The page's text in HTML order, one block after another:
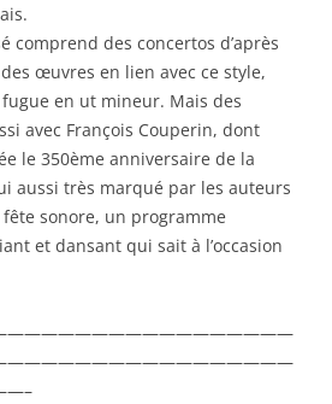
comprend des concertos d’après
œuvres en lien avec ce style,
en ut mineur. Mais des
avec François Couperin, dont
le 350ème anniversaire de la
aussi très marqué par les auteurs
sonore, un programme
et dansant qui sait à l’occasion